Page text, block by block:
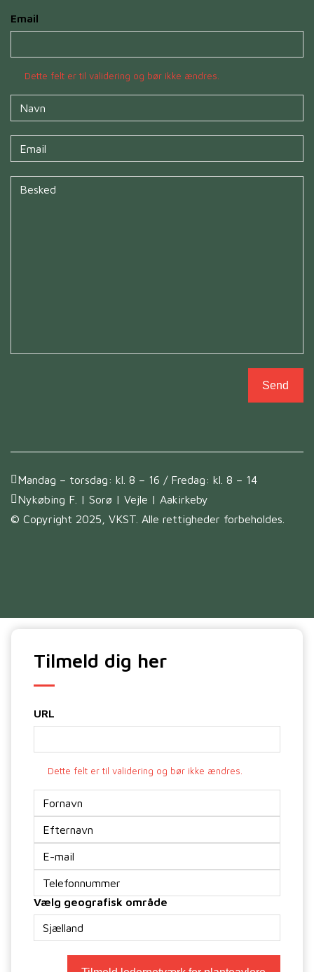
Email
Dette felt er til validering og bør ikke ændres.
Navn*
Send
Mandag – torsdag: kl. 8 – 16 / Fredag: kl. 8 – 14
Nykøbing F. | Sorø | Vejle | Aakirkeby
© Copyright 2025, VKST. Alle rettigheder forbeholdes.
Tilmeld dig her
URL
Dette felt er til validering og bør ikke ændres.
mail*
Vælg geografisk område